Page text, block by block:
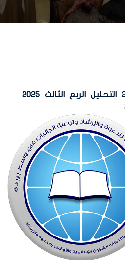
التحليل الربع الاول 2025 التحليل الربع الثالث 2025